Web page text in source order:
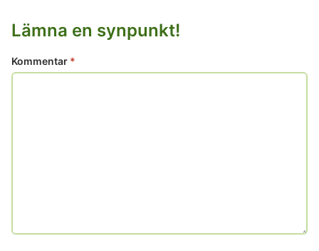
Lämna en synpunkt!
Kommentar *